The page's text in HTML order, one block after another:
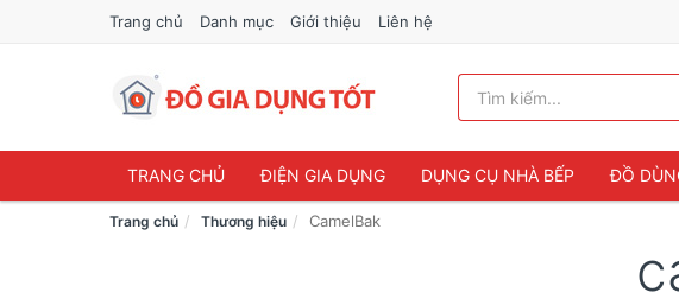
Trang chủ Danh mục Giới thiệu Liên hệ
TRANG CHỦ ĐIỆN GIA DỤNG DỤNG CỤ NHÀ BẾP ĐỒ
Trang chủ Thương hiệu CamelBak